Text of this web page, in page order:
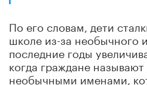
По его словам, дети
школе из-за необычного
последние годы
когда граждане
необычными именами,